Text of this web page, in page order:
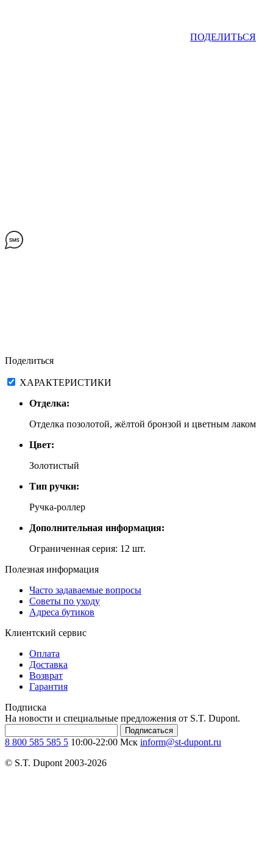
ПОДЕЛИТЬСЯ
Поделиться
ХАРАКТЕРИСТИКИ
Отделка:
Отделка позолотой, жёлтой бронзой и цветным лаком
Цвет:
Золотистый
Тип ручки:
Ручка-роллер
Дополнительная информация:
Ограниченная серия: 12 шт.
Полезная информация
Часто задаваемые вопросы
Советы по уходу
Адреса бутиков
Клиентский сервис
Оплата
Доставка
Возврат
Гарантия
Подписка
На новости и специальные предложения от S.T. Dupont.
Подписаться
8 800 585 585 5 10:00-22:00 Мск inform@st-dupont.ru
© S.T. Dupont 2003-2026